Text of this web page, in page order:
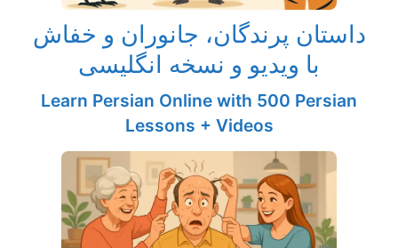
داستان پرندگان، جانوران و خفاش
با ویدیو و نسخه انگلیسی
Learn Persian Online with 500 Persian
Lessons + Videos